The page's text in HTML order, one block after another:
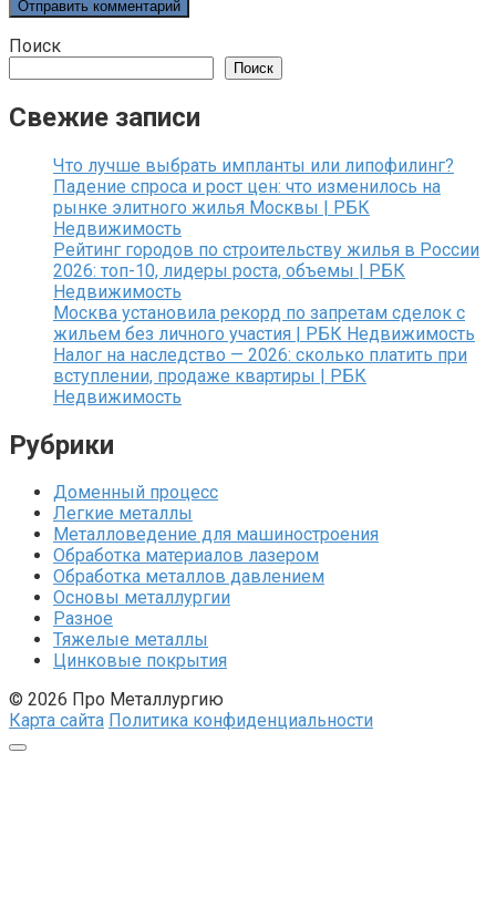
Поиск
Поиск
Свежие записи
Что лучше выбрать импланты или липофилинг?
Падение спроса и рост цен: что изменилось на
рынке элитного жилья Москвы | РБК
Недвижимость
Рейтинг городов по строительству жилья в России
2026: топ-10, лидеры роста, объемы | РБК
Недвижимость
Москва установила рекорд по запретам сделок с
жильем без личного участия | РБК Недвижимость
Налог на наследство — 2026: сколько платить при
вступлении, продаже квартиры | РБК
Недвижимость
Рубрики
Доменный процесс
Легкие металлы
Металловедение для машиностроения
Обработка материалов лазером
Обработка металлов давлением
Основы металлургии
Разное
Тяжелые металлы
Цинковые покрытия
© 2026 Про Металлургию
Карта сайта Политика конфиденциальности